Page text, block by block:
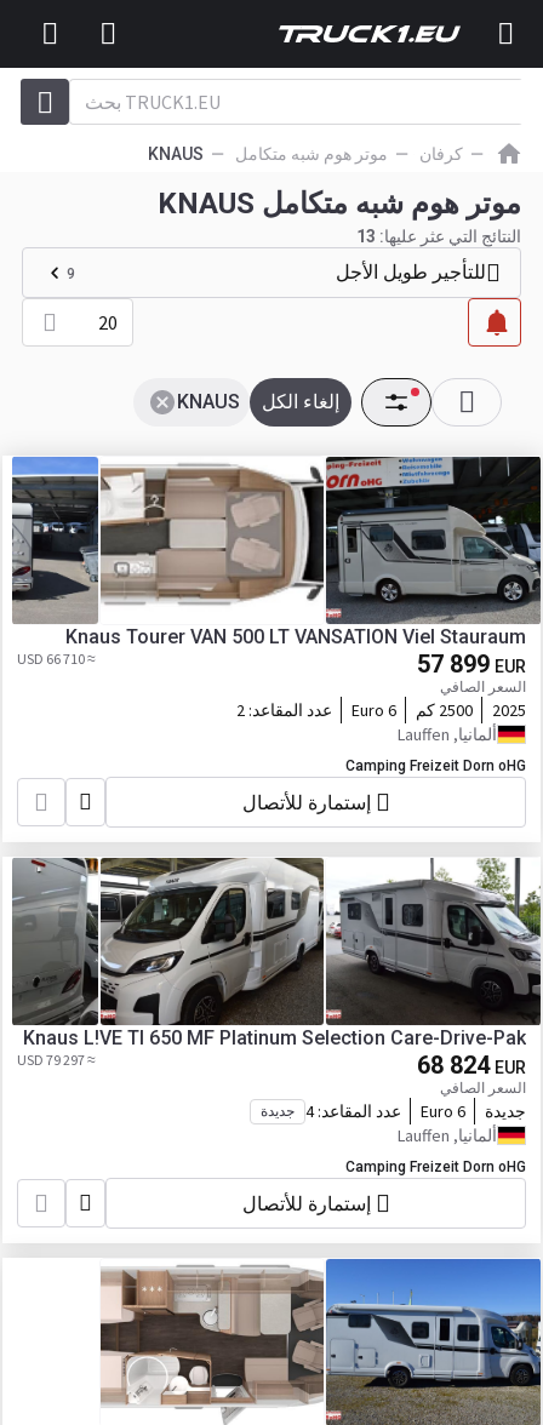
كرفان موتر هوم شبه متكامل KNAUS
موتر هوم شبه متكامل KNAUS
النتائج التي عثر عليها: 13
للتأجير طويل الأجل 9
20
KNAUS إلغاء الكل
Knaus Tourer VAN 500 LT VANSATION Viel Stauraum
57 899 EUR
السعر الصافي
≈ 66 710 USD
2025 2500 كم Euro 6 عدد المقاعد: 2
ألمانيا, Lauffen
Camping Freizeit Dorn oHG
إستمارة للأتصال
Knaus L!VE TI 650 MF Platinum Selection Care-Drive-Pak
68 824 EUR
السعر الصافي
≈ 79 297 USD
جديدة Euro 6 عدد المقاعد:4 جديدة
ألمانيا, Lauffen
Camping Freizeit Dorn oHG
إستمارة للأتصال